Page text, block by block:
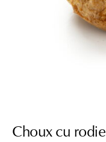
Choux cu rodie